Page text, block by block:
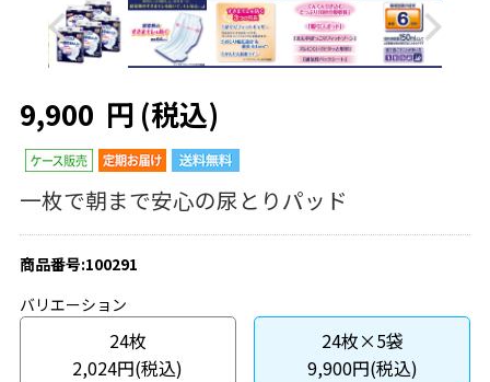
登録
ア
Previous Next
9,900 円 (税込)
一枚で朝まで安心の尿とりパッド
商品番号:100291
バリエーション
24枚
2,024円(税込)
24枚×5袋
9,900円(税込)